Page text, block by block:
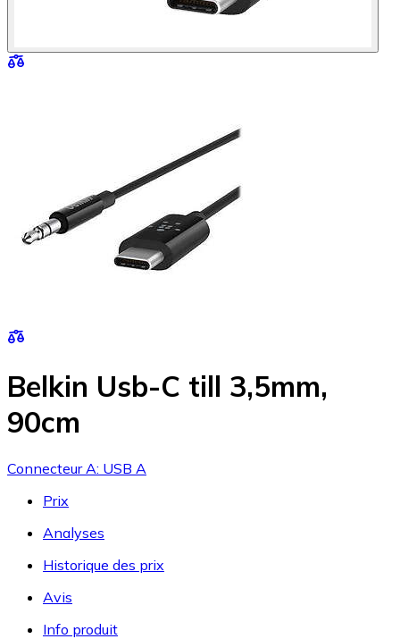
Belkin Usb-C till 3,5mm,
90cm
Connecteur A: USB A
Prix
Analyses
Historique des prix
Avis
Info produit